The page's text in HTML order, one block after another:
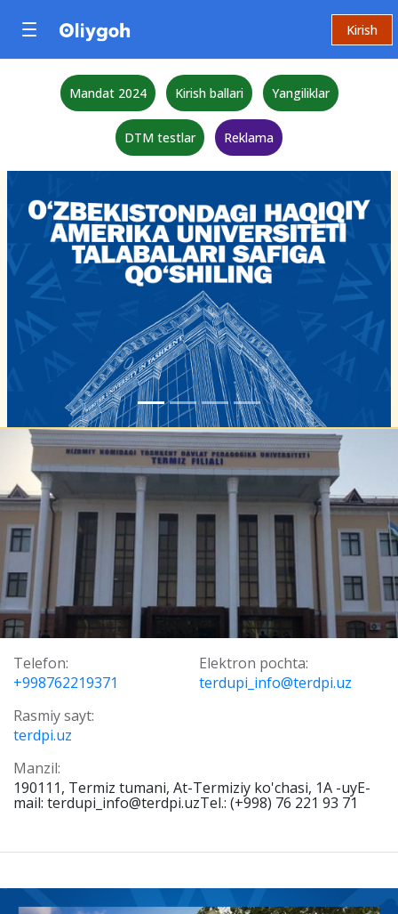
Kirish
Mandat 2024 Kirish ballari Yangiliklar
DTM testlar Reklama
Telefon:
+998762219371
Elektron pochta:
terdupi_info@terdpi.uz
Rasmiy sayt:
terdpi.uz
Manzil:
190111, Termiz tumani, At-Termiziy ko'chasi, 1A -uyE-
mail: terdupi_info@terdpi.uzTel.: (+998) 76 221 93 71